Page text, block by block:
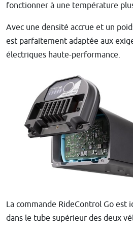
fonctionner à une température
Avec une densité accrue et un
est parfaitement adaptée aux
électriques haute-performance.
La commande RideControl Go est
dans le tube supérieur des deux